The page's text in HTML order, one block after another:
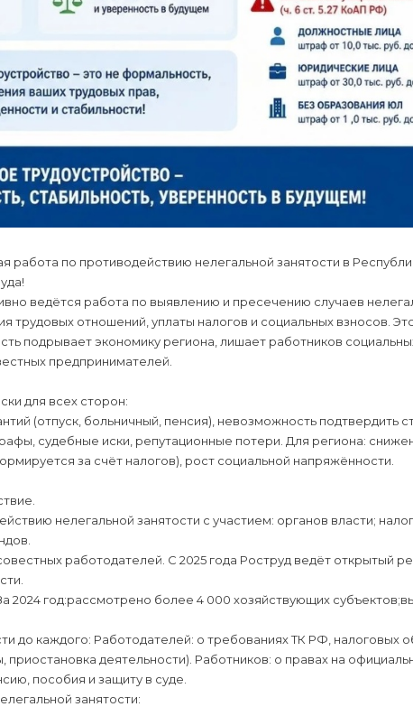
работа по противодействию нелегальной занятости в
ведётся работа по выявлению и пресечению случаев
трудовых отношений, уплаты налогов и социальных взносов.
подрывает экономику региона, лишает работников
предпринимателей.
для всех сторон:
(отпуск, больничный, пенсия), невозможность подтвердить
судебные иски, репутационные потери. Для региона:
за счёт налогов), рост социальной напряжённости.
нелегальной занятости с участием: органов власти;
работодателей. С 2025 года Роструд ведёт открытый
год:рассмотрено более 4 000 хозяйствующих
до каждого: Работодателей: о требованиях ТК РФ, налоговых
деятельности). Работников: о правах на
пособия и защиту в суде.
занятости: